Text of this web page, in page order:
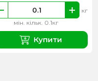
мін. кільк. 0.1кг
кг
Купити